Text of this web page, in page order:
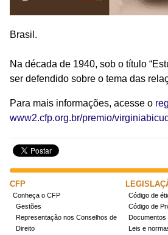
Brasil.
Na década de 1940, sob o título
ser defendido sobre o tema das
Para mais informações, acesse o
www2.cfp.org.br/premio/
CFP
Conheça o CFP
Gestões
Representação nos Conselhos de
Direito
Código de
Código de
Documentos
Leis e